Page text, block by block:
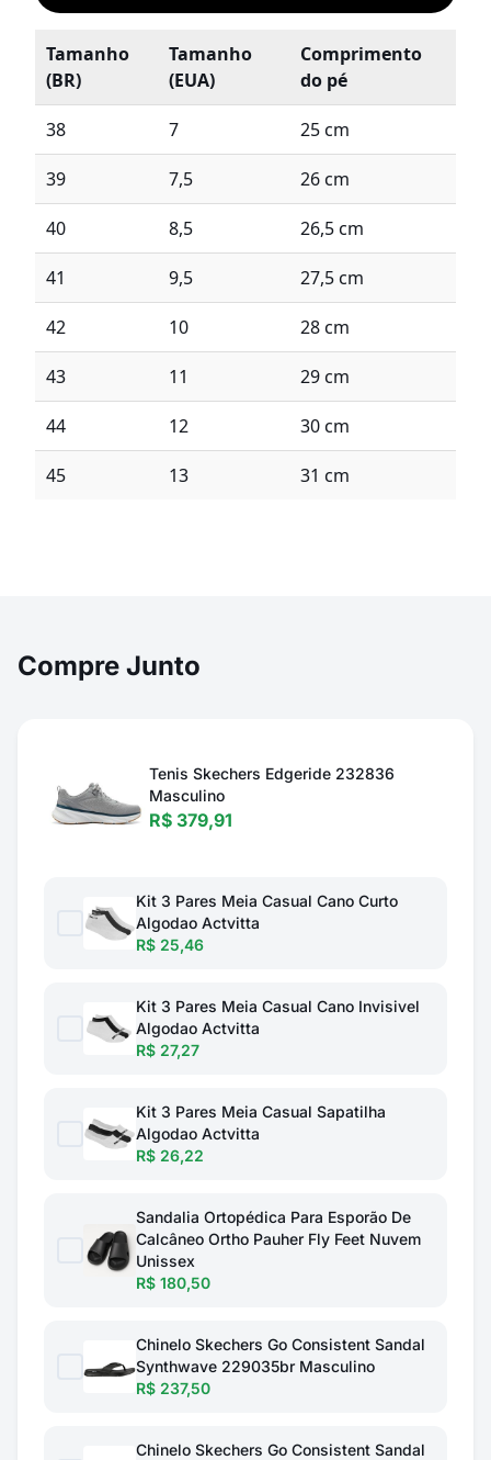
Tamanho
(BR)
Tamanho
(EUA)
Comprimento
do pé
38 7 25 cm
39 7,5 26 cm
40 8,5 26,5 cm
41 9,5 27,5 cm
42 10 28 cm
43 11 29 cm
44 12 30 cm
45 13 31 cm
Compre Junto
Tenis Skechers Edgeride 232836
Masculino
R$ 379,91
Kit 3 Pares Meia Casual Cano Curto
Algodao Actvitta
R$ 25,46
Kit 3 Pares Meia Casual Cano Invisivel
Algodao Actvitta
R$ 27,27
Kit 3 Pares Meia Casual Sapatilha
Algodao Actvitta
R$ 26,22
Sandalia Ortopédica Para Esporão De
Calcâneo Ortho Pauher Fly Feet Nuvem
Unissex
R$ 180,50
Chinelo Skechers Go Consistent Sandal
Synthwave 229035br Masculino
R$ 237,50
Chinelo Skechers Go Consistent Sandal